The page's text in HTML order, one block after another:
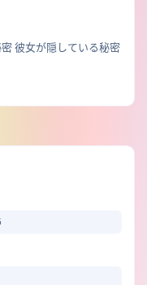
彼女が隠している秘密